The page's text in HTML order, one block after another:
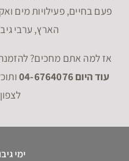
פעם בחיים, פעילויות מים
הארץ, ערבי
אז למה אתם מחכים?
עוד היום 04-6764076
ימי